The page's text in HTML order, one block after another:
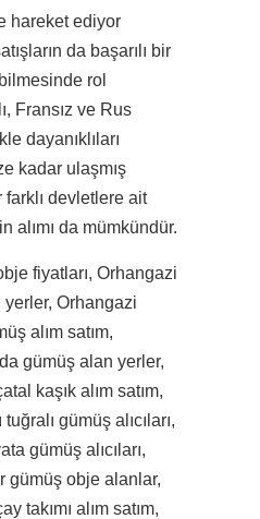
hareket ediyor
da başarılı bir
rol
Fransız ve Rus
dayanıklıları
kadar ulaşmış
devletlere ait
alımı da mümkündür.
fiyatları, Orhangazi
Orhangazi
alım satım,
gümüş alan yerler,
kaşık alım satım,
gümüş alıcıları,
gümüş alıcıları,
gümüş obje alanlar,
takımı alım satım,